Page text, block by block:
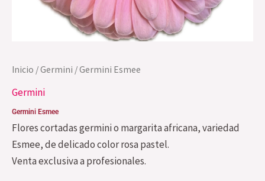
Inicio /Germini / Germini Esmee
Germini
Germini Esmee
Flores cortadas germini o margarita africana, variedad
Esmee, de delicado color rosa pastel.
Venta exclusiva a profesionales.